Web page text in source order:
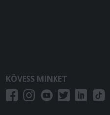
KÖVESS MINKET